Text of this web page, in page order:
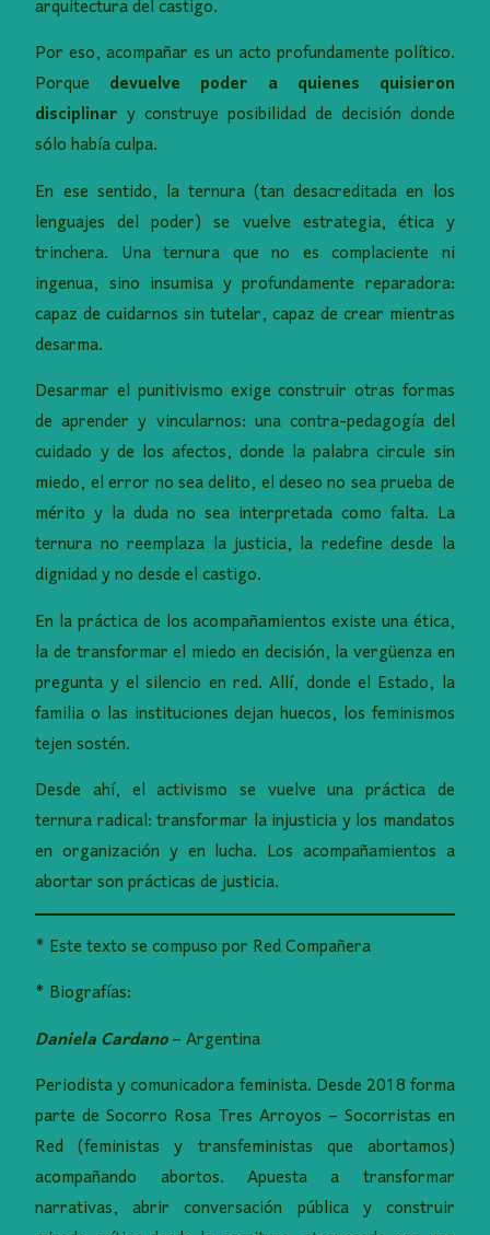
arquitectura del castigo.
Por eso, acompañar es un acto profundamente político.
Porque devuelve poder a quienes quisieron
disciplinary construye posibilidad de decisión donde
sólo había culpa.
En ese sentido, la ternura (tan desacreditada en los
lenguajes del poder) se vuelve estrategia, ética y
trinchera. Una ternura que no es complaciente ni
ingenua, sino insumisa y profundamente reparadora:
capaz de cuidarnos sin tutelar, capaz de crear mientras
desarma.
Desarmar el punitivismo exige construir otras formas
de aprender y vincularnos: una contra-pedagogía del
cuidado y de los afectos, donde la palabra circule sin
miedo, el error no sea delito, el deseo no sea prueba de
mérito y la duda no sea interpretada como falta. La
ternura no reemplaza la justicia, la redefine desde la
dignidad y no desde el castigo.
En la práctica de los acompañamientos existe una ética,
la de transformar el miedo en decisión, la vergüenza en
pregunta y el silencio en red. Allí, donde el Estado, la
familia o las instituciones dejan huecos, los feminismos
tejen sostén.
Desde ahí, el activismo se vuelve una práctica de
ternura radical: transformar la injusticia y los mandatos
en organización y en lucha. Los acompañamientos a
abortar son prácticas de justicia.
* Este texto se compuso por Red Compañera
* Biografías:
Daniela Cardano– Argentina
Periodista y comunicadora feminista. Desde 2018 forma
parte de Socorro Rosa Tres Arroyos – Socorristas en
Red (feministas y transfeministas que abortamos)
acompañando abortos. Apuesta a transformar
narrativas, abrir conversación pública y construir